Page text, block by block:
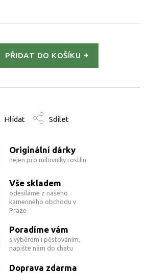
PŘIDAT DO KOŠÍKU
Hlídat Sdílet
Originální dárky
nejen pro milovníky rostlin
Vše skladem
odesíláme z našeho
kamenného obchodu v
Praze
Poradíme vám
s výběrem i pěstováním,
napište nám do chatu
Doprava zdarma